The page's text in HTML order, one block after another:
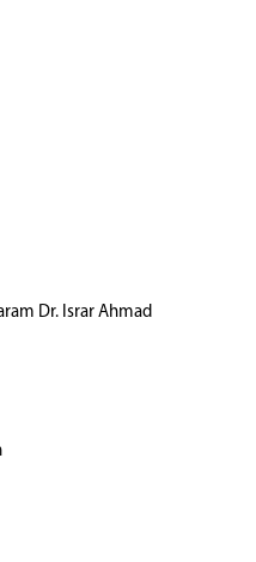
Dr. Israr Ahmad